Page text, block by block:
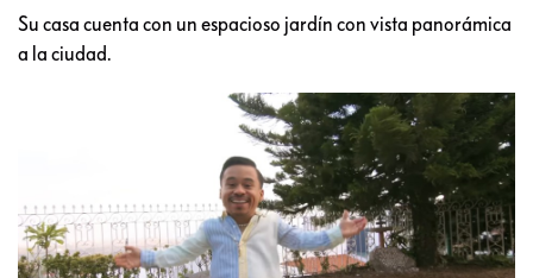
Su casa cuenta con un espacioso jardín con vista panorámica
a la ciudad.